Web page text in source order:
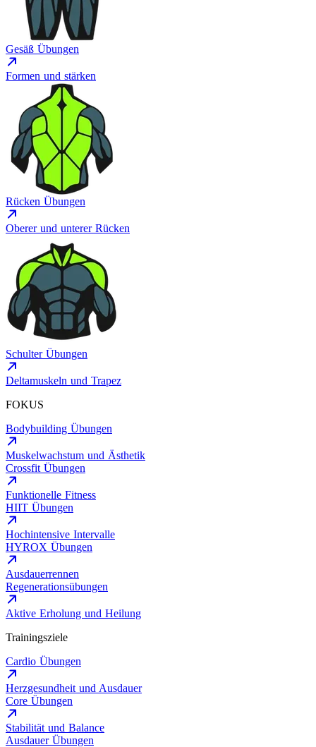
Gesäß Übungen
Formen und stärken
Rücken Übungen
Oberer und unterer Rücken
Schulter Übungen
Deltamuskeln und Trapez
FOKUS
Bodybuilding Übungen
Muskelwachstum und Ästhetik
Crossfit Übungen
Funktionelle Fitness
HIIT Übungen
Hochintensive Intervalle
HYROX Übungen
Ausdauerrennen
Regenerationsübungen
Aktive Erholung und Heilung
Trainingsziele
Cardio Übungen
Herzgesundheit und Ausdauer
Core Übungen
Stabilität und Balance
Ausdauer Übungen